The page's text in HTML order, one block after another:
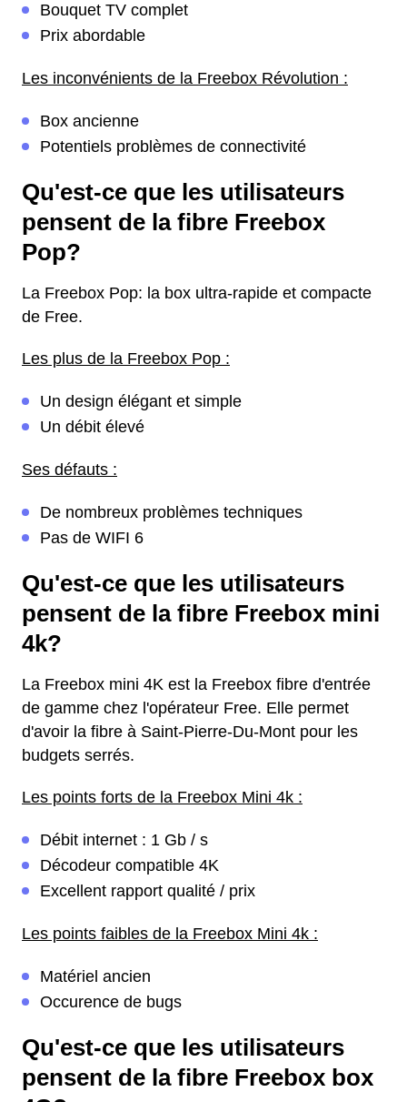
Bouquet TV complet
Prix abordable
Les inconvénients de la Freebox Révolution :
Box ancienne
Potentiels problèmes de connectivité
Qu'est-ce que les utilisateurs
pensent de la fibre Freebox
Pop?
La Freebox Pop: la box ultra-rapide et compacte
de Free.
Les plus de la Freebox Pop :
Un design élégant et simple
Un débit élevé
Ses défauts :
De nombreux problèmes techniques
Pas de WIFI 6
Qu'est-ce que les utilisateurs
pensent de la fibre Freebox mini
4k?
La Freebox mini 4K est la Freebox fibre d'entrée
de gamme chez l'opérateur Free. Elle permet
d'avoir la fibre à Saint-Pierre-Du-Mont pour les
budgets serrés.
Les points forts de la Freebox Mini 4k :
Débit internet : 1 Gb / s
Décodeur compatible 4K
Excellent rapport qualité / prix
Les points faibles de la Freebox Mini 4k :
Matériel ancien
Occurence de bugs
Qu'est-ce que les utilisateurs
pensent de la fibre Freebox box